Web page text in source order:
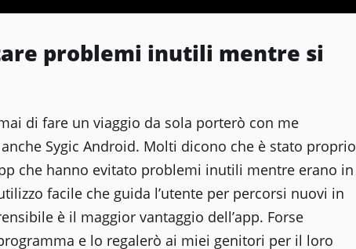
problemi inutili mentre si
di fare un viaggio da sola porterò con me
Sygic Android. Molti dicono che è stato proprio
che hanno evitato problemi inutili mentre erano in
facile che guida l’utente per percorsi nuovi in
è il maggior vantaggio dell’app. Forse
e lo regalerò ai miei genitori per il loro